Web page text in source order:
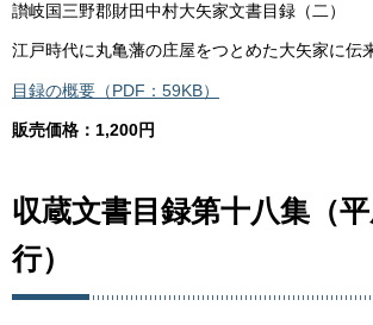
讃岐国三野郡財田中村大矢家文書目録（二）
江戸時代に丸亀藩の庄屋をつとめた大矢家に伝
目録の概要（PDF：59KB）
販売価格：1,200円
収蔵文書目録第十八集（
行）